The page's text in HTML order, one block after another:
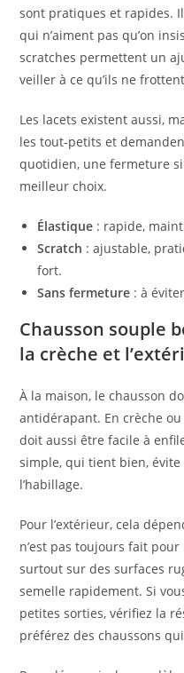
sont pratiques et rapides.
qui n’aiment pas qu’on
scratches permettent un
veiller à ce qu’ils ne
Les lacets existent aussi,
les tout-petits et
quotidien, une fermeture
meilleur choix.
Élastique : rapide,
Scratch : ajustable,
fort.
Sans fermeture : à
Chausson souple
la crèche et
À la maison, le chausson
antidérapant. En crèche
doit aussi être facile à
simple, qui tient bien,
l’habillage.
Pour l’extérieur, cela
n’est pas toujours fait
surtout sur des surfaces
semelle rapidement. Si
petites sorties, vérifiez la
préférez des chaussons